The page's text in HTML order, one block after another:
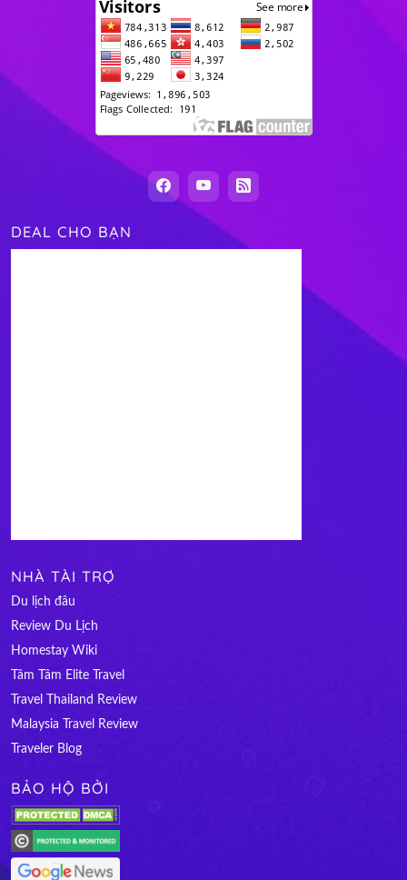
DEAL CHO BẠN
NHÀ TÀI TRỢ
Du lịch đâu
Review Du Lịch
Homestay Wiki
Tâm Tâm Elite Travel
Travel Thailand Review
Malaysia Travel Review
Traveler Blog
BẢO HỘ BỞI